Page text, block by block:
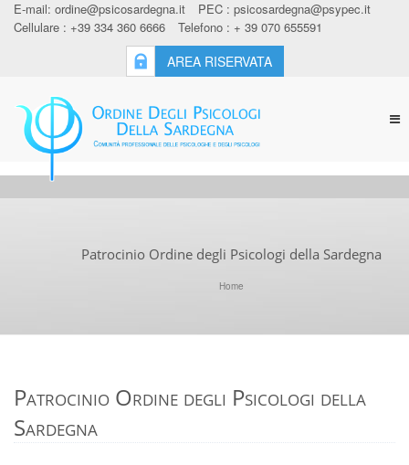
E-mail: ordine@psicosardegna.it PEC : psicosardegna@psypec.it
Cellulare : +39 334 360 6666
Telefono : + 39 070 655591
AREA RISERVATA
Patrocinio Ordine degli Psicologi della Sardegna
Home
Patrocinio Ordine degli Psicologi della
Sardegna